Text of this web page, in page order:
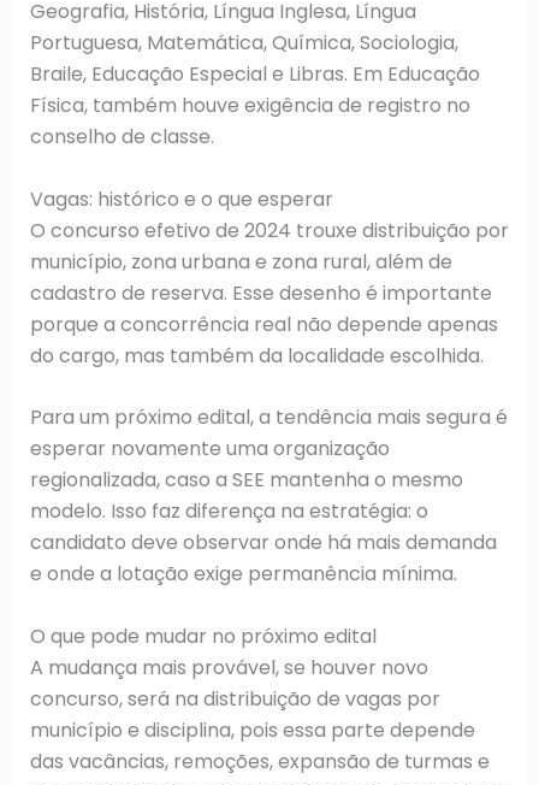
Geografia, História, Língua Inglesa, Língua
Portuguesa, Matemática, Química, Sociologia,
Braile, Educação Especial e Libras. Em Educação
Física, também houve exigência de registro no
conselho de classe.
Vagas: histórico e o que esperar
O concurso efetivo de 2024 trouxe distribuição por
município, zona urbana e zona rural, além de
cadastro de reserva. Esse desenho é importante
porque a concorrência real não depende apenas
do cargo, mas também da localidade escolhida.
Para um próximo edital, a tendência mais segura é
esperar novamente uma organização
regionalizada, caso a SEE mantenha o mesmo
modelo. Isso faz diferença na estratégia: o
candidato deve observar onde há mais demanda
e onde a lotação exige permanência mínima.
O que pode mudar no próximo edital
A mudança mais provável, se houver novo
concurso, será na distribuição de vagas por
município e disciplina, pois essa parte depende
das vacâncias, remoções, expansão de turmas e